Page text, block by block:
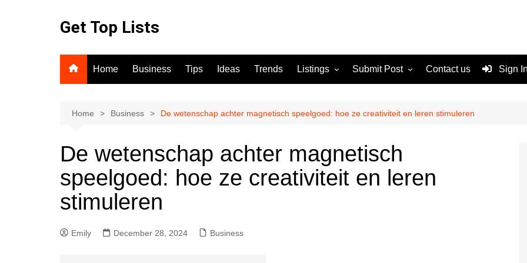
Get Top Lists
Home Business Tips Ideas Trends Listings
For Sale
Submit Post
Terms and Conditions
Contact us Sign
Home Business De wetenschap achter magnetisch speelgoed: hoe ze creativiteit en leren stimuleren
De wetenschap achter magnetisch
speelgoed: hoe ze creativiteit en leren
stimuleren
Emily December 28, 2024 Business